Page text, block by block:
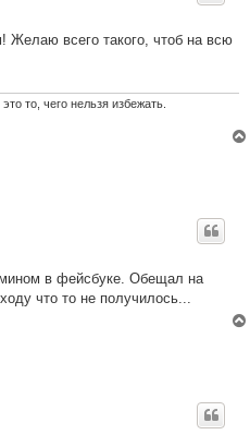
всего такого, чтоб на всю
то, чего нельзя избежать.
в фейсбуке. Обещал на
что то не получилось...